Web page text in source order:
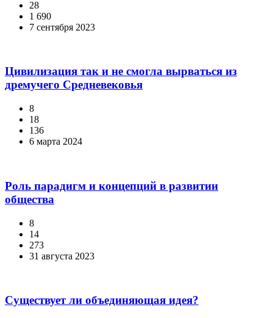
28
1 690
7 сентября 2023
Цивилизация так и не смогла вырваться из
дремучего Средневековья
8
18
136
6 марта 2024
Роль парадигм и концепций в развитии
общества
8
14
273
31 августа 2023
Существует ли объединяющая идея?